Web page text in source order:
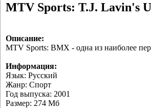
MTV Sports: T.J. Lavin's
Описание:
MTV Sports: BMX - одна из наиболее
Информация:
Язык: Русский
Жанр: Спорт
Год выпуска: 2001
Размер: 274 Мб